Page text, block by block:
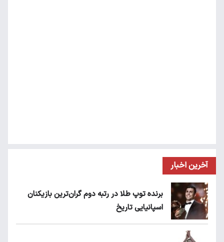
آخرین اخبار
برنده توپ طلا در رتبه دوم گران‌ترین بازیکنان
اسپانیایی تاریخ